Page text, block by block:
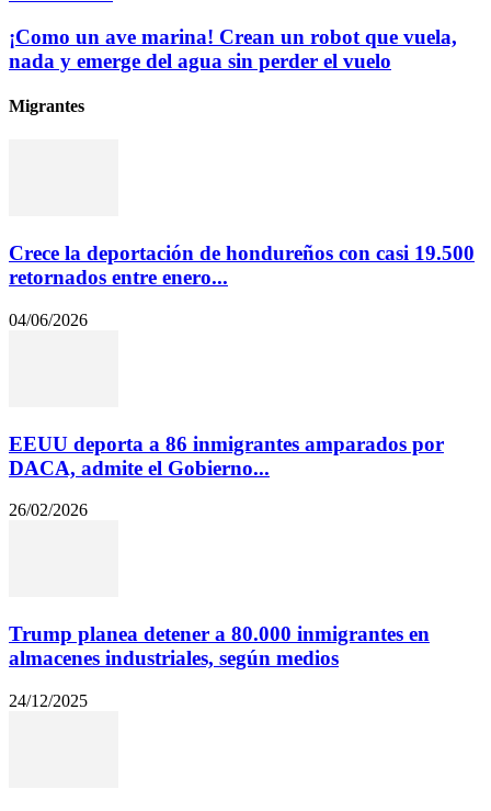
¡Como un ave marina! Crean un robot que vuela,
nada y emerge del agua sin perder el vuelo
Migrantes
Crece la deportación de hondureños con casi 19.500
retornados entre enero...
04/06/2026
EEUU deporta a 86 inmigrantes amparados por
DACA, admite el Gobierno...
26/02/2026
Trump planea detener a 80.000 inmigrantes en
almacenes industriales, según medios
24/12/2025